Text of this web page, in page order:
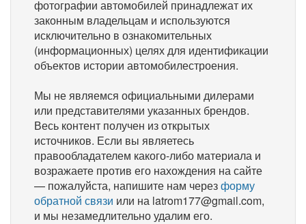
фотографии автомобилей принадлежат их
законным владельцам и используются
исключительно в ознакомительных
(информационных) целях для идентификации
объектов истории автомобилестроения.
Мы не являемся официальными дилерами
или представителями указанных брендов.
Весь контент получен из открытых
источников. Если вы являетесь
правообладателем какого-либо материала и
возражаете против его нахождения на сайте
— пожалуйста, напишите нам черезформу
обратной связи или на latrom177@gmail.com,
и мы незамедлительно удалим его.